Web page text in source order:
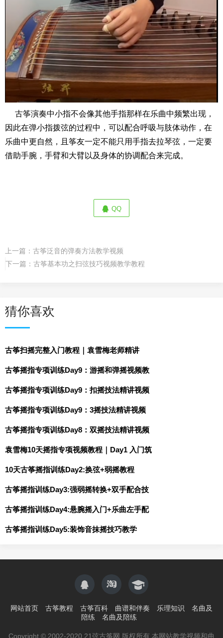
古筝演奏中小指不会像其他手指那样在乐曲中频繁出现，
因此在弹小指拨弦的过程中，可以配合呼吸与肢体动作，在
乐曲中更自然，且筝友一定不能只用手指去拉琴弦，一定要
借助手腕，手臂和大臂以及身体的协调配合来完成。
QQ
上一篇： 古筝泛音的弹奏方法教学视频
下一篇： 古筝基本功之扫弦技巧视频教学教程
猜你喜欢
古筝扫摇完整入门教程｜袁雪梅老师精讲
古筝摇指专项训练Day9：游摇和弹摇视频教
古筝摇指专项训练Day9：扣摇技法精讲视频
古筝摇指专项训练Day9：3摇技法精讲视频
古筝摇指专项训练Day8：双摇技法精讲视频
袁雪梅10天摇指专项视频教程｜Day1 入门筑
10天古筝摇指训练Day2:换弦+弱摇教程
古筝摇指训练Day3:强弱摇转换+双手配合技
古筝摇指训练Day4:悬腕摇入门+乐曲左手配
古筝摇指训练Day5:装饰音抹摇技巧教学
网站首页 古筝教程 古筝百科 曲谱和伴奏 乐理知识
名曲及
陪练
名曲及陪练
Copyright © 2002-2020 21弦古筝网 版权所有 本网站教学视频和曲